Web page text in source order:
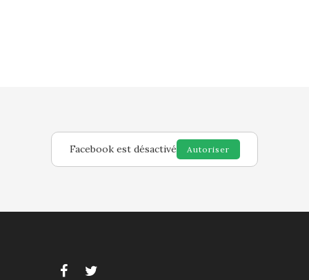
Facebook est désactivé Autoriser